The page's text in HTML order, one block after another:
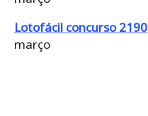
Lotofácil concurso 2190
março